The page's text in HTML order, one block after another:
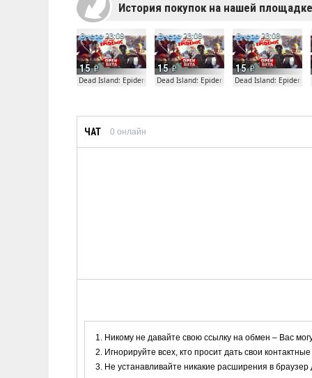
История покупок на нашей площадке
15
Вчера 23:08
Dead Island: Epidemic
15
Вчера 23:08
Dead Island: Epidemic
15
Вчера 23:08
Dead Island: Epidemic
ЧАТ 0 онлайн
Никому не давайте свою ссылку на обмен – Вас
Игнорируйте всех, кто просит дать свои
Не устанавливайте никакие расширения в